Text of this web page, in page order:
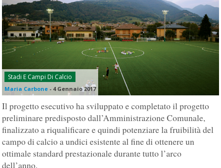
Stadi E Campi Di Calcio
Maria Carbone - 4 Gennaio 2017
Il progetto esecutivo ha sviluppato e completato il progetto
preliminare predisposto dall’Amministrazione Comunale,
finalizzato a riqualificare e quindi potenziare la fruibilità del
campo di calcio a undici esistente al fine di ottenere un
ottimale standard prestazionale durante tutto l’arco
dell’anno.